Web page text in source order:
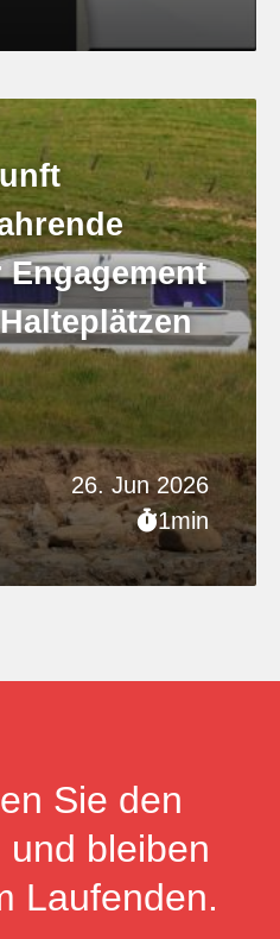
26. Jun 2026
1min
Sie den
bleiben
Laufenden.